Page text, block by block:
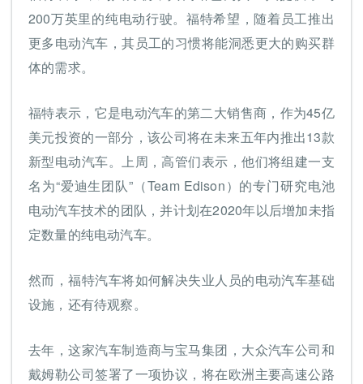
200万英里的纯电动行驶。福特希望，随着员工推出
更多电动汽车，其员工的习惯将能洞悉更大的购买群
体的需求。
福特表示，它是电动汽车的第二大销售商，作为45亿
美元投资的一部分，该公司将在未来五年内推出13款
新型电动汽车。上周，高管们表示，他们将组建一支
名为“爱迪生团队”（Team Edison）的专门研究电池
电动汽车技术的团队，并计划在2020年以后增加未指
定数量的纯电动汽车。
然而，福特汽车将如何解决失业人员的电动汽车基础
设施，还有待观察。
去年，这家汽车制造商与宝马集团，大众汽车公司和
戴姆勒公司签署了一项协议，将在欧洲主要高速公路